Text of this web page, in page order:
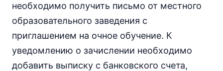
необходимо получить письмо от местного
образовательного заведения с
приглашением на очное обучение. К
уведомлению о зачислении необходимо
добавить выписку с банковского счета,